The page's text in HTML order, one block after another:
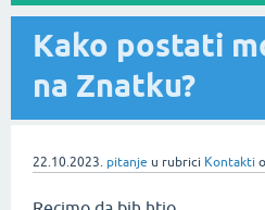
Kako postati
na Znatku?
22.10.2023. pitanje u rubrici Kontakti